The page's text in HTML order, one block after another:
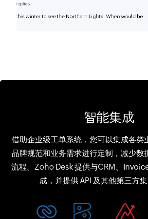
智能集成
借助企业级工单系统，您可以集成各类
品牌规范和业务需求进行定制，减少数
流程。Zoho Desk 提供与CRM、
成，并提供 API 及其他第三方集